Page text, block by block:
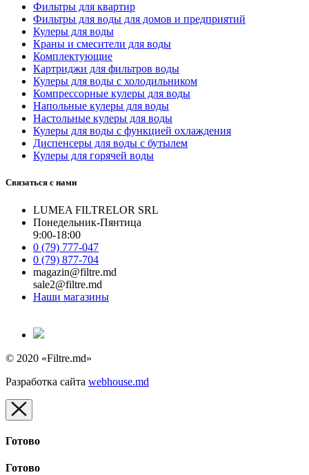
Фильтры для квартир
Фильтры для воды для домов и предприятий
Кулеры для воды
Краны и смесители для воды
Комплектующие
Картриджи для фильтров воды
Кулеры для воды с холодильником
Компрессорные кулеры для воды
Напольные кулеры для воды
Настольные кулеры для воды
Кулеры для воды с функцией охлаждения
Диспенсеры для воды с бутылем
Кулеры для горячей воды
Связаться с нами
LUMEA FILTRELOR SRL
Понедельник-Пянтица
9:00-18:00
0 (79) 777-047
0 (79) 877-704
magazin@filtre.md
sale2@filtre.md
Наши магазины
© 2020 «Filtre.md»
Разработка сайта webhouse.md
Готово
Готово